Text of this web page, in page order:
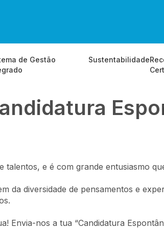
de Gestão
Sustentabilidade
e é com grande entusiasmo
da diversidade de pensamentos e
Envia-nos a tua “Candidatura